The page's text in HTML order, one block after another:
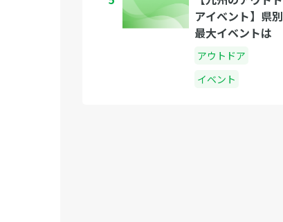
アイベント】県別
最大イベントは
アウトドア
イベント